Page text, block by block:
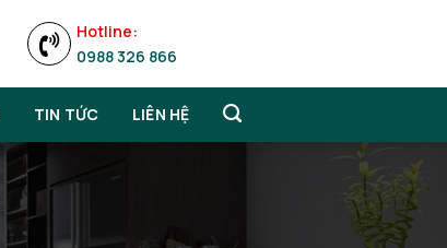
Hotline:
0988 326 866
TIN TỨC LIÊN HỆ